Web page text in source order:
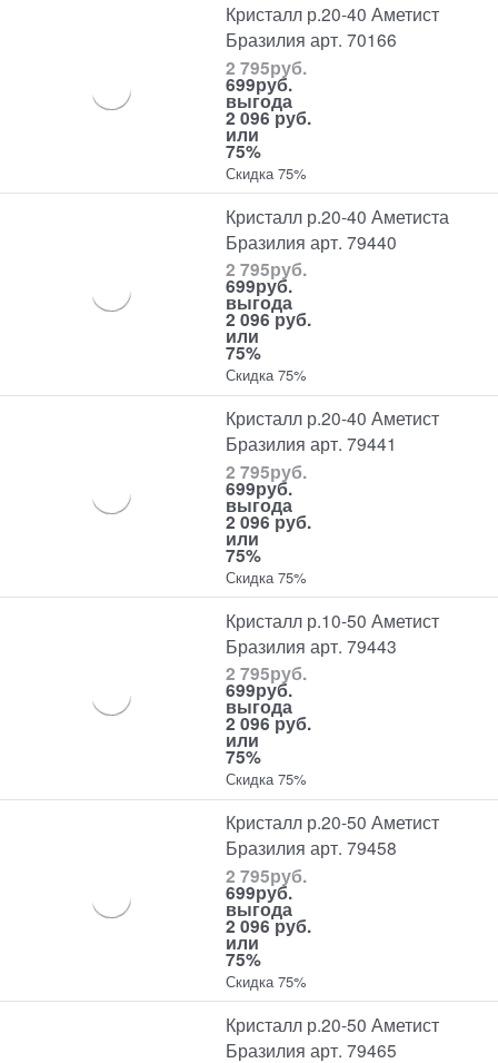
Кристалл р.20-40 Аметист
Бразилия арт. 70166
2 795руб.
699руб.
выгода
2 096 руб.
или
75%
Скидка 75%
Кристалл р.20-40 Аметиста
Бразилия арт. 79440
2 795руб.
699руб.
выгода
2 096 руб.
или
75%
Скидка 75%
Кристалл р.20-40 Аметист
Бразилия арт. 79441
2 795руб.
699руб.
выгода
2 096 руб.
или
75%
Скидка 75%
Кристалл р.10-50 Аметист
Бразилия арт. 79443
2 795руб.
699руб.
выгода
2 096 руб.
или
75%
Скидка 75%
Кристалл р.20-50 Аметист
Бразилия арт. 79458
2 795руб.
699руб.
выгода
2 096 руб.
или
75%
Скидка 75%
Кристалл р.20-50 Аметист
Бразилия арт. 79465